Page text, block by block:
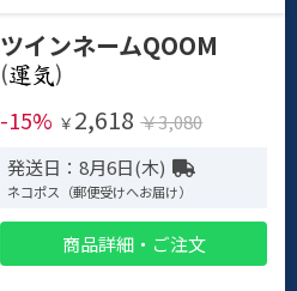
ツインネームQOOM
(
)
-15% ￥ 2,618 ￥3,080
発送日：8月6日(木)
ネコポス（郵便受けへお届け）
商品詳細・ご注文